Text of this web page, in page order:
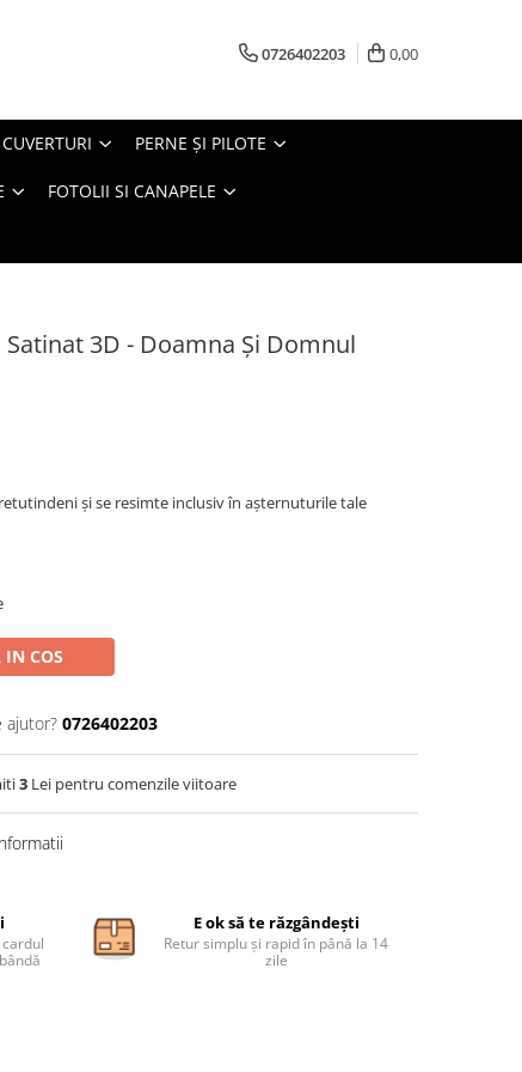
0726402203 0,00
CUVERTURI PERNE ŞI PILOTE
FOTOLII SI CANAPELE
3D - Doamna Și Domnul
și se resimte inclusiv în așternuturile tale
COS
ajutor? 0726402203
3 Lei pentru comenzile viitoare
E ok să te răzgândești
Retur simplu și rapid în până la 14
zile